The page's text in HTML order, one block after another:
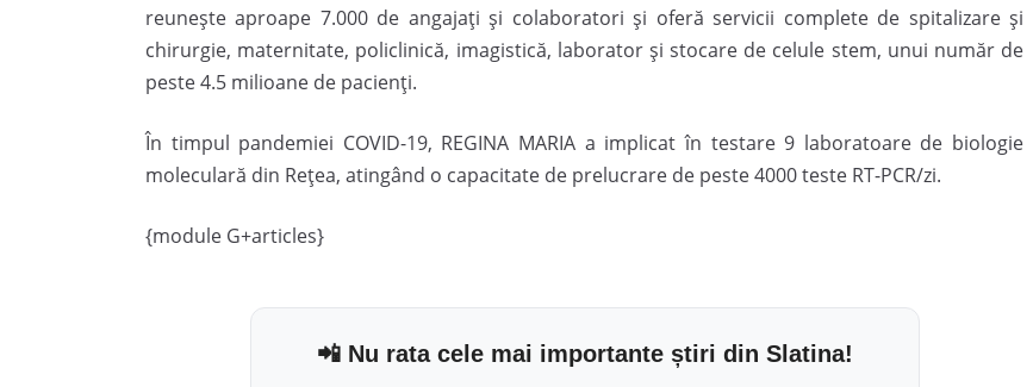
reunește aproape 7.000 de angajați și colaboratori și oferă servicii complete de spitalizare și
chirurgie, maternitate, policlinică, imagistică, laborator și stocare de celule stem, unui număr de
peste 4.5 milioane de pacienți.
În timpul pandemiei COVID-19, REGINA MARIA a implicat în testare 9 laboratoare de biologie
moleculară din Rețea, atingând o capacitate de prelucrare de peste 4000 teste RT-PCR/zi.
{module G+articles}
📲 Nu rata cele mai importante știri din Slatina!